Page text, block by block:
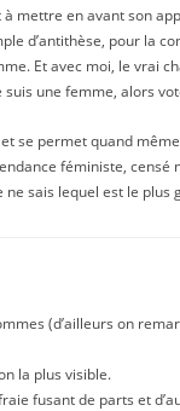
mettre en avant son
d’antithèse, pour la
Et avec moi, le vrai
une femme, alors
se permet quand
féministe, censé
ne sais lequel est le plus
(d’ailleurs on
la plus visible.
fusant de parts et